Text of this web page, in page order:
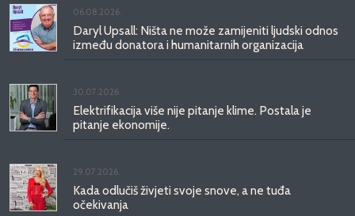
06.08.2026.
Daryl Upsall: Ništa ne može zamijeniti ljudski odnos
između donatora i humanitarnih organizacija
30.07.2026.
Elektrifikacija više nije pitanje klime. Postala je
pitanje ekonomije.
29.07.2026.
Kada odlučiš živjeti svoje snove, a ne tuđa
očekivanja